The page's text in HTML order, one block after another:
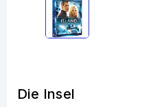
Die Insel